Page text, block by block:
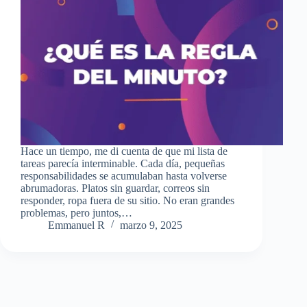
Hace un tiempo, me di cuenta de que mi lista de
tareas parecía interminable. Cada día, pequeñas
responsabilidades se acumulaban hasta volverse
abrumadoras. Platos sin guardar, correos sin
responder, ropa fuera de su sitio. No eran grandes
problemas, pero juntos,…
Emmanuel R
marzo 9, 2025